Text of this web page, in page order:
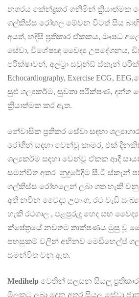
නගරය කේන්ද්‍රකර ගනිමින් ක්‍රියාත්මක
ගල්කිස්ස රෝහල මේවන විටත් සිය
අයත්, හදිසි ප්‍රතිකාර ඒකකය, ඖෂධ
සේවා, විශේෂඥ වෛද්‍ය උපදේශනය,
පරීක්ෂාවන්, අල්ට්‍රා සවුන්ඩ් ස්කෑන්
Echocardiography, Exercise ECG,
සුළු ශල්‍යකර්ම, සුවතා පරීක්ෂණ, දන්ත
ක්‍රියාත්මක කර ඇත.
නේවාසික ප්‍රතිකර සේවා සඳහා
රෝගීන් සඳහා වෙන්වූ කාමර, එක්
ශල්‍යකර්ම සඳහා වෙන්වූ ඒකක ආදී
සමන්විත අතර නුදුරේදීම සී.ටී ස්කෑන්
ගල්කිස්ස රෝහලෙන් ලබා ගත හැකි
අති නවීන වෛද්‍ය උපාංග, රථ වැඩි
හැකි රථගාල , පළපුරුදු හෙද සහ
ක්ෂේත්‍රයේ නවතම තාක්ෂණය මුසු වූ
පහසුකම් වලින් අභිනව මෙඩිහෙල්ප්
සමන්විත වනු ඇත.
Medihelp වෙතින් සලසන සියලු ප්‍රතිකාර
මිලකට ලබා දෙන අතර සියලු සේවා